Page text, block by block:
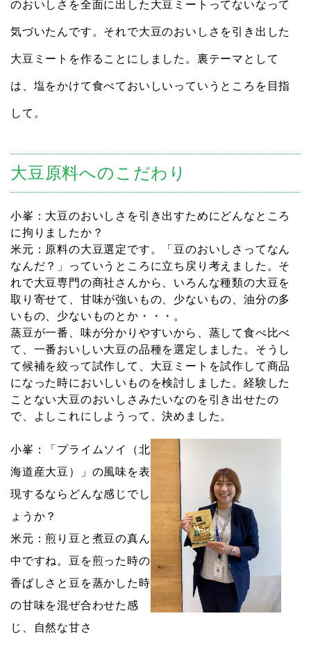
のおいしさを全面に出した大豆ミートってないなって
気づいたんです。それで大豆のおいしさを引き出した
大豆ミートを作ることにしました。裏テーマとして
は、塩をかけて食べておいしいっていうところを目指
して。
大豆原料へのこだわり
小峯：大豆のおいしさを引き出すためにどんなところ
に拘りましたか？
米元：原料の大豆選定です。「豆のおいしさってなん
なんだ？」っていうところに立ち戻り考えました。そ
れで大豆専門の商社さんから、いろんな種類の大豆を
取り寄せて、甘味が強いもの、少ないもの、油分の多
いもの、少ないものとか・・・。
蒸豆が一番、味が分かりやすいから、蒸して食べ比べ
て、一番おいしい大豆の品種を選定しました。そうし
て候補を絞って試作して、大豆ミートを試作して商品
になった時においしいものを検討しました。経験した
ことない大豆のおいしさみたいなのを引き出せたの
で、よしこれにしようって、決めました。
小峯：「プライムソイ（北
海道産大豆）」の風味を表
現するならどんな感じでし
ょうか？
米元：煎り豆と煮豆の真ん
中ですね。豆を煎った時の
香ばしさと豆を蒸かした時
の甘味を混ぜ合わせた感
じ、自然な甘さ